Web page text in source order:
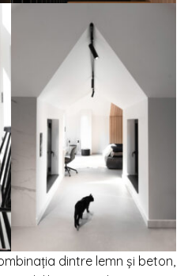
dintre lemn și beton,